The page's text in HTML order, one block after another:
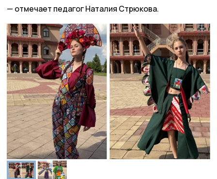
отмечает педагог Наталия Стрюкова.